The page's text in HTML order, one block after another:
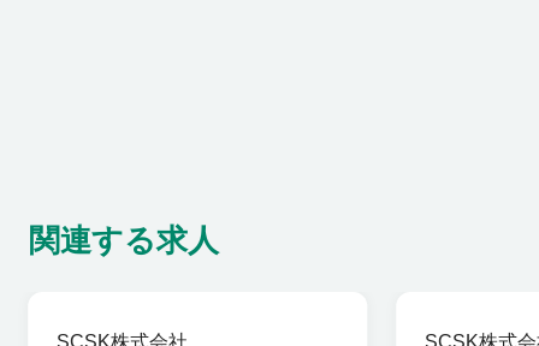
関連する求人
SCSK株式会社 SCSK株式